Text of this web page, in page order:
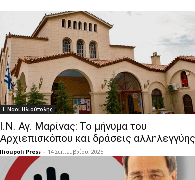
Ι. Ναοί Ηλιούπολης
Ι.Ν. Αγ. Μαρίνας: Το μήνυμα του
Αρχιεπισκόπου και δράσεις αλληλεγγύης
Ilioupoli Press - 14 Σεπτεμβρίου, 2025